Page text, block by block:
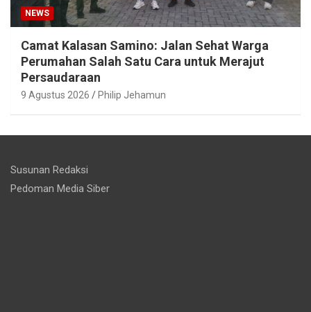
NEWS
Camat Kalasan Samino: Jalan Sehat Warga
Perumahan Salah Satu Cara untuk Merajut
Persaudaraan
9 Agustus 2026 Philip Jehamun
Susunan Redaksi
Pedoman Media Siber